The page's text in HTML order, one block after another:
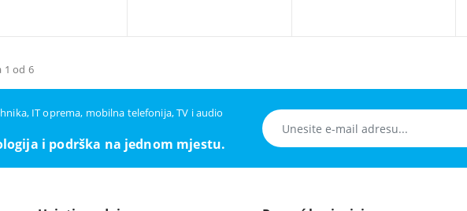
1 od 6
IT oprema, mobilna telefonija, TV i audio
i podrška na jednom mjestu.